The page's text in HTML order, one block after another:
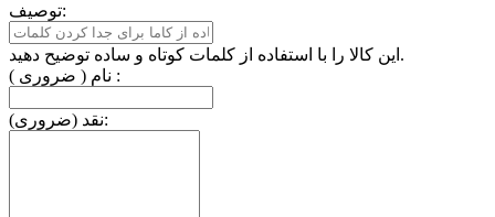
توصیف:
این کالا را با استفاده از کلمات کوتاه و ساده توضیح دهید.
نام ( ضروری ) :
نقد (ضروری):